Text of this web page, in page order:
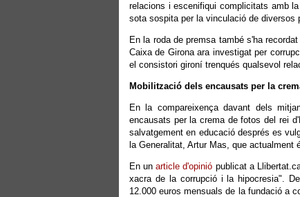
relacions i escenifiqui complicitats amb
sota sospita per la vinculació de diversos
En la roda de premsa també s'ha
Caixa de Girona ara investigat per
el consistori gironí trenqués qualsevol
Mobilització dels encausats per la
En la compareixença davant dels
encausats per la crema de fotos del rei
salvatgement en educació després es
la Generalitat, Artur Mas, que
En unarticle d'opinió publicat a
xacra de la corrupció i la hipocresia".
12.000 euros mensuals de la fundació a